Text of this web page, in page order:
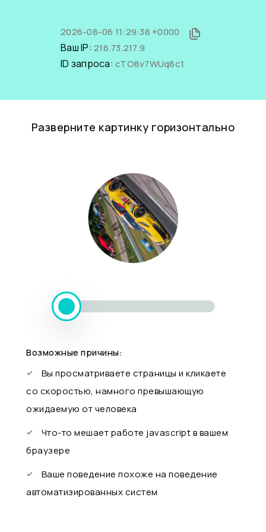
2026-08-06 11:29:38 +0000
Ваш IP: 216.73.217.9
ID запроса: cTO8v7WUq8c1
Разверните картинку горизонтально
Возможные причины:
Вы просматриваете страницы и кликаете
со скоростью, намного превышающую
ожидаемую от человека
Что-то мешает работе javascript в вашем
браузере
Ваше поведение похоже на поведение
автоматизированных систем